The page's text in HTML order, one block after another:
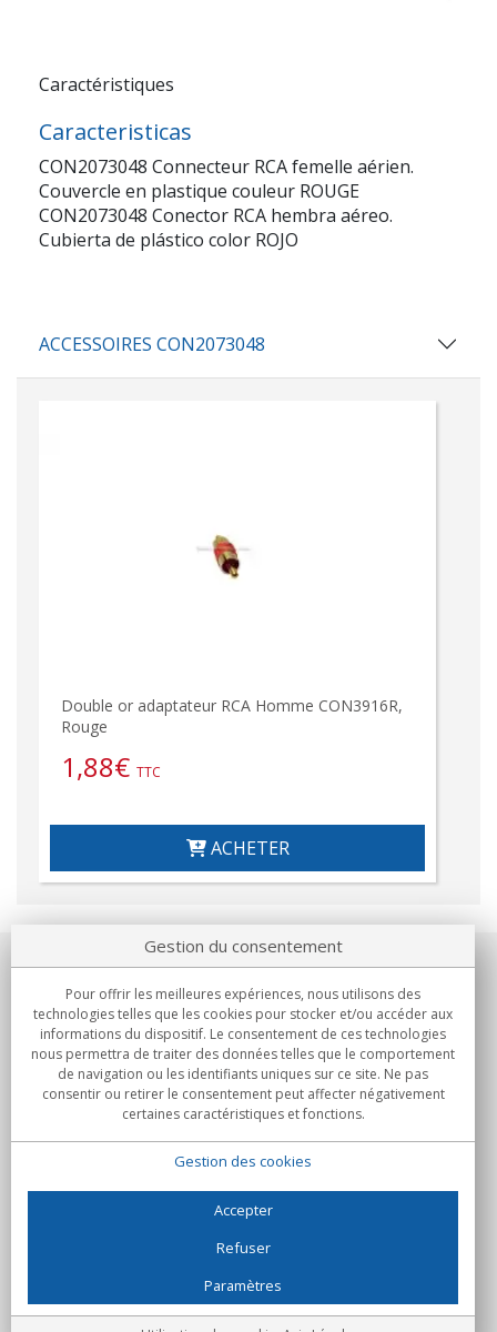
Caractéristiques
Caracteristicas
CON2073048 Connecteur RCA femelle aérien.
Couvercle en plastique couleur ROUGE
CON2073048 Conector RCA hembra aéreo.
Cubierta de plástico color ROJO
ACCESSOIRES CON2073048
Double or adaptateur RCA Homme CON3916R,
Rouge
1,88€ TTC
ACHETER
Notre société
Engagements
Achats
C/Flassaders, 13, Nave 6, 08130 Santa Perpètua de Mogoda
(Barcelone) - Espagne
Gestion du consentement
Pour offrir les meilleures expériences, nous utilisons des
technologies telles que les cookies pour stocker et/ou accéder aux
informations du dispositif. Le consentement de ces technologies
nous permettra de traiter des données telles que le comportement
de navigation ou les identifiants uniques sur ce site. Ne pas
consentir ou retirer le consentement peut affecter négativement
certaines caractéristiques et fonctions.
Gestion des cookies
Accepter
Refuser
Paramètres